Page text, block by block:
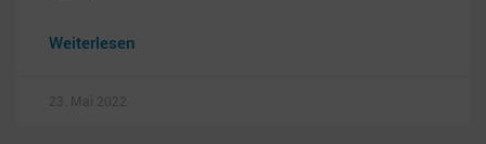
Weiterlesen
23. Mai 2022